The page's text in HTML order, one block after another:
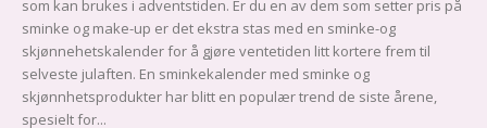
som kan brukes i adventstiden. Er du en av dem som setter pris på
sminke og make-up er det ekstra stas med en sminke-og
skjønnehetskalender for å gjøre ventetiden litt kortere frem til
selveste julaften. En sminkekalender med sminke og
skjønnhetsprodukter har blitt en populær trend de siste årene,
spesielt for...